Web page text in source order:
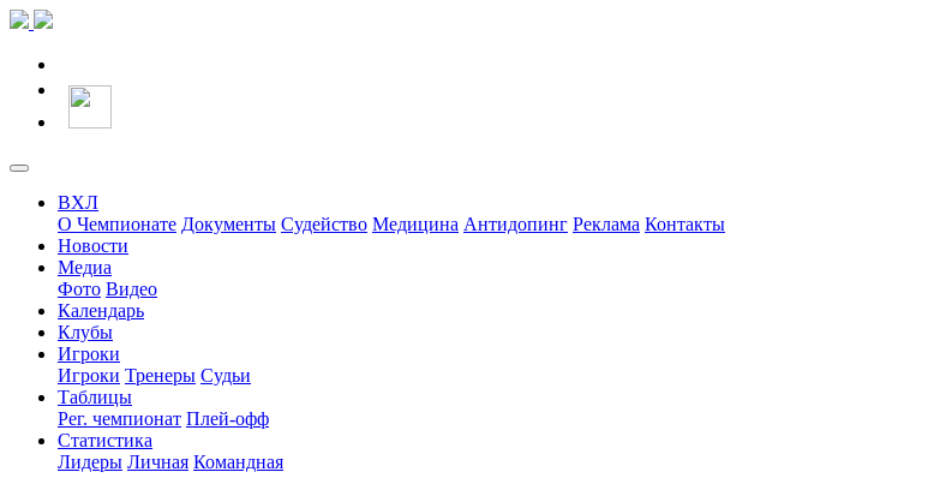
ВХЛ
О Чемпионате Документы Судейство Медицина Антидопинг Реклама Контакты
Новости
Медиа
Фото Видео
Календарь
Клубы
Игроки
Игроки Тренеры Судьи
Таблицы
Рег. чемпионат Плей-офф
Статистика
Лидеры Личная Командная